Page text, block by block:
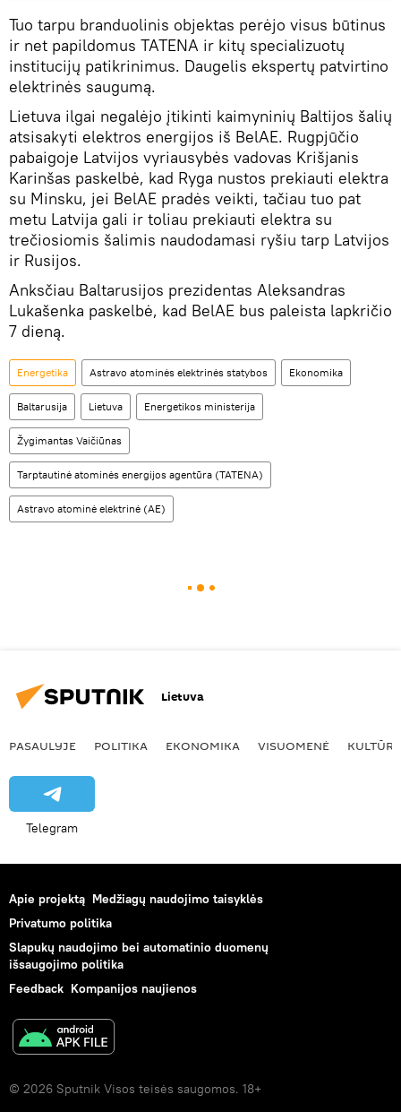
Tuo tarpu branduolinis objektas perėjo visus būtinus
ir net papildomus TATENA ir kitų specializuotų
institucijų patikrinimus. Daugelis ekspertų patvirtino
elektrinės saugumą.
Lietuva ilgai negalėjo įtikinti kaimyninių Baltijos šalių
atsisakyti elektros energijos iš BelAE. Rugpjūčio
pabaigoje Latvijos vyriausybės vadovas Krišjanis
Karinšas paskelbė, kad Ryga nustos prekiauti elektra
su Minsku, jei BelAE pradės veikti, tačiau tuo pat
metu Latvija gali ir toliau prekiauti elektra su
trečiosiomis šalimis naudodamasi ryšiu tarp Latvijos
ir Rusijos.
Anksčiau Baltarusijos prezidentas Aleksandras
Lukašenka paskelbė, kad BelAE bus paleista lapkričio
7 dieną.
Energetika Astravo atominės elektrinės statybos Ekonomika
Baltarusija Lietuva Energetikos ministerija
Žygimantas Vaičiūnas
Tarptautinė atominės energijos agentūra (TATENA)
Astravo atominė elektrinė (AE)
Lietuva
PASAULYJE POLITIKA EKONOMIKA VISUOMENĖ KULTŪRA
Telegram
Apie projektą Medžiagų naudojimo taisyklės
Privatumo politika
Slapukų naudojimo bei automatinio duomenų
išsaugojimo politika
Feedback Kompanijos naujienos
© 2026 Sputnik Visos teisės saugomos. 18+